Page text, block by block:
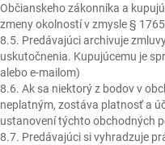
Občianskeho zákonníka a
zmeny okolností v zmysle §
8.5. Predávajúci archivuje
uskutočnenia. Kupujúcemu je
alebo e-mailom)
8.6. Ak sa niektorý z bodov v
neplatným, zostáva platnosť a
ustanovení týchto obchodných
8.7. Predávajúci si vyhradzuje